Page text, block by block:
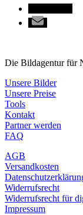
Die Bildagentur für
Unsere Bilder
Unsere Preise
Tools
Kontakt
Partner werden
FAQ
AGB
Versandkosten
Widerrufsrecht
Widerrufsrecht für
Impressum